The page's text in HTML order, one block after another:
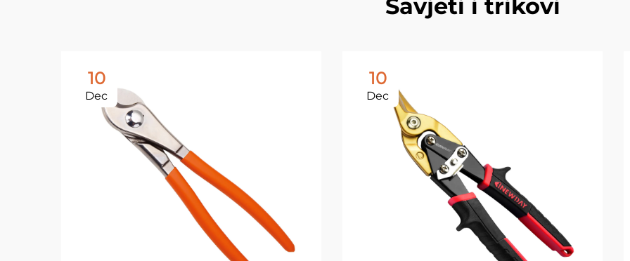
Savjeti i trikovi
10
Dec
10
Dec